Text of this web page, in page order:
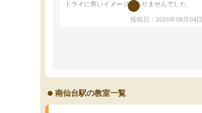
トライに良いイメージがありませんでした。
なので、少し不安だったのですが子供がどうし
ても行きたいと言うので利用し始めた形です。
が、それを加味しても通って損はないなと感じ
投稿日：2026年08月04日
南仙台駅の教室一覧